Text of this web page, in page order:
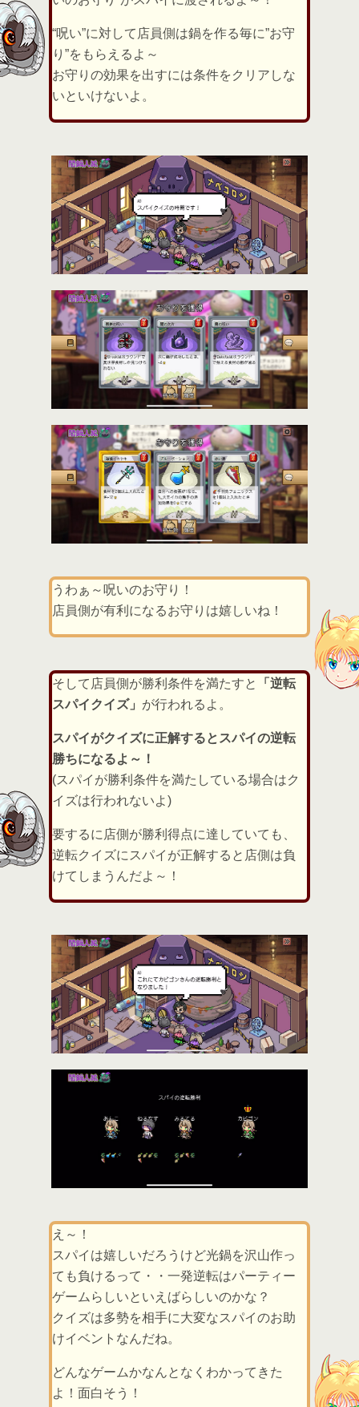
“呪い”に対して店員側は鍋を作る毎に”お守
り”をもらえるよ～
お守りの効果を出すには条件をクリアしな
いといけないよ。
うわぁ～呪いのお守り！
店員側が有利になるお守りは嬉しいね！
そして店員側が勝利条件を満たすと
「逆転
スパイクイズ」 が行われるよ。
スパイがクイズに正解するとスパイの逆転
勝ちになるよ～！
(スパイが勝利条件を満たしている場合はク
イズは行われないよ)
要するに店側が勝利得点に達していても、
逆転クイズにスパイが正解すると店側は負
けてしまうんだよ～！
え～！
スパイは嬉しいだろうけど光鍋を沢山作っ
ても負けるって・・一発逆転はパーティー
ゲームらしいといえばらしいのかな？
クイズは多勢を相手に大変なスパイのお助
けイベントなんだね。
どんなゲームかなんとなくわかってきた
よ！面白そう！